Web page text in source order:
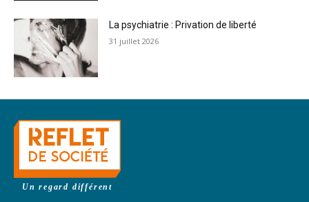
La psychiatrie : Privation de liberté
31 juillet 2026
Un regard différent